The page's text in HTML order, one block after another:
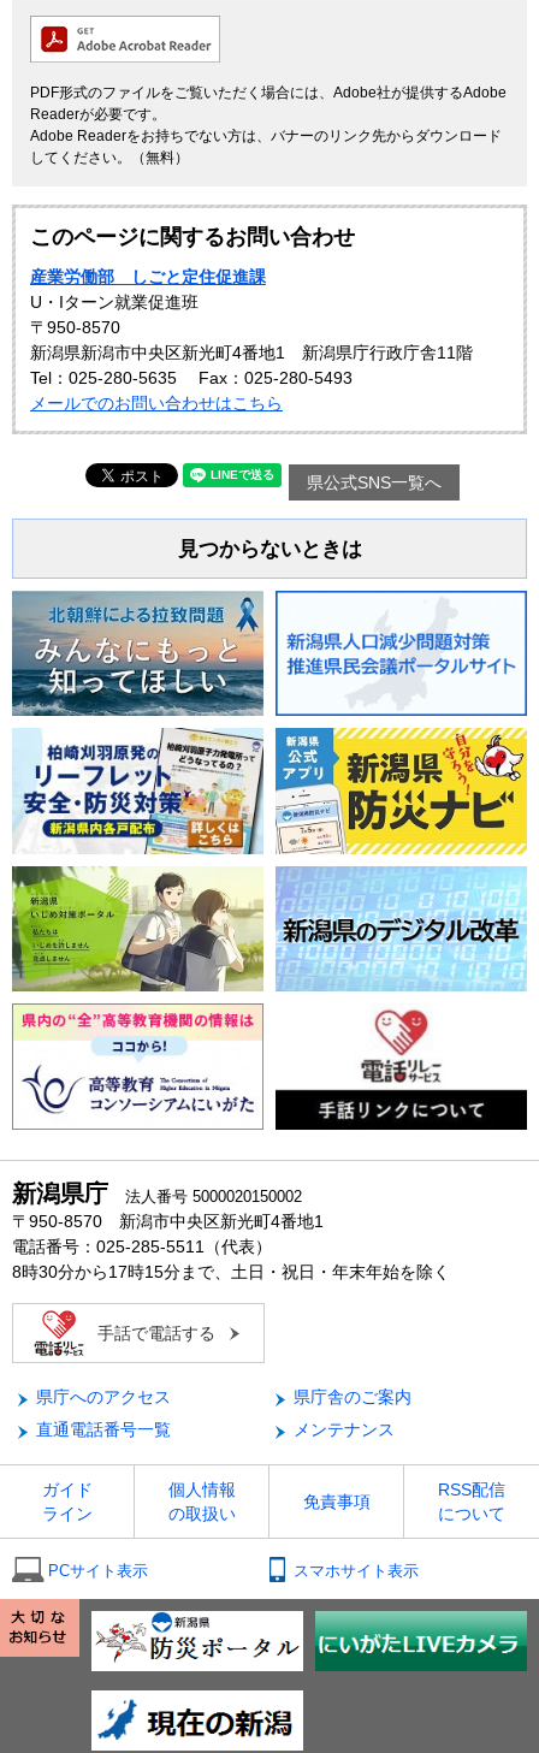
PDF形式のファイルをご覧いただく場合には、Adobe社が提供するAdobe
Readerが必要です。
Adobe Readerをお持ちでない方は、バナーのリンク先からダウンロード
してください。（無料）
このページに関するお問い合わせ
産業労働部 しごと定住促進課
U・Iターン就業促進班
〒950-8570
新潟県新潟市中央区新光町4番地1 新潟県庁行政庁舎11階
Tel：025-280-5635
Fax：025-280-5493
メールでのお問い合わせはこちら
県公式SNS一覧へ
見つからないときは
新潟県庁 法人番号 5000020150002
〒950-8570 新潟市中央区新光町4番地1
電話番号：025-285-5511（代表）
8時30分から17時15分まで、土日・祝日・年末年始を除く
手話で電話する
県庁へのアクセス
県庁舎のご案内
直通電話番号一覧
メンテナンス
ガイド
ライン
個人情報
の取扱い
免責事項
RSS配信
について
PCサイト表示 スマホサイト表示